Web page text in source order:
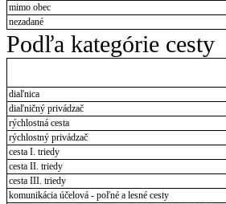
mimo obec
nezadané
Podľa kategórie cesty
diaľnica
diaľničný privádzač
rýchlostná cesta
rýchlostný privádzač
cesta I. triedy
cesta II. triedy
cesta III. triedy
komunikácia účelová - poľné a lesné cesty